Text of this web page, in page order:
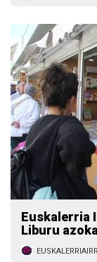
Euskalerria
Liburu